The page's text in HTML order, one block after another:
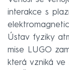
interakce s
Ústav fyziky
mise LUGO
která vzniká